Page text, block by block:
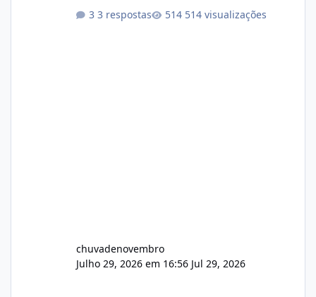
3 respostas 514 visualizações
chuvadenovembro
Julho 29, 2026 em 16:56 Jul 29, 2026